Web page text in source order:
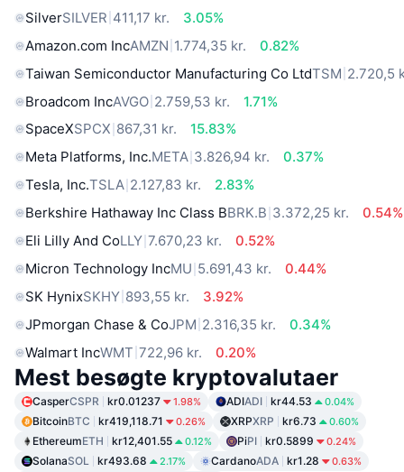
SilverSILVER 411,17 kr.
3.05%
Amazon.com IncAMZN 1.774,35 kr.
0.82%
Taiwan Semiconductor Manufacturing Co LtdTSM 2.720,5
Broadcom IncAVGO 2.759,53 kr.
1.71%
SpaceXSPCX 867,31 kr.
15.83%
Meta Platforms, Inc.META 3.826,94 kr.
0.37%
Tesla, Inc.TSLA 2.127,83 kr.
2.83%
Berkshire Hathaway Inc Class BBRK.B 3.372,25 kr.
0.54%
Eli Lilly And CoLLY 7.670,23 kr.
0.52%
Micron Technology IncMU 5.691,43 kr.
0.44%
SK HynixSKHY 893,55 kr.
3.92%
JPmorgan Chase & CoJPM 2.316,35 kr.
0.34%
Walmart IncWMT 722,96 kr. 0.20%
Mest besøgte kryptovalutaer
CasperCSPR kr0.01237 1.98% ADIADI kr44.53 0.04%
BitcoinBTC kr419,118.71 0.26% XRPXRP kr6.73 0.60%
EthereumETH kr12,401.55 0.12% PiPI kr0.5899 0.24%
SolanaSOL kr493.68 2.17% CardanoADA kr1.28 0.63%